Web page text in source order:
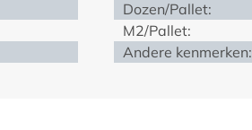
Dozen/Pallet:
M2/Pallet:
Andere kenmerken: